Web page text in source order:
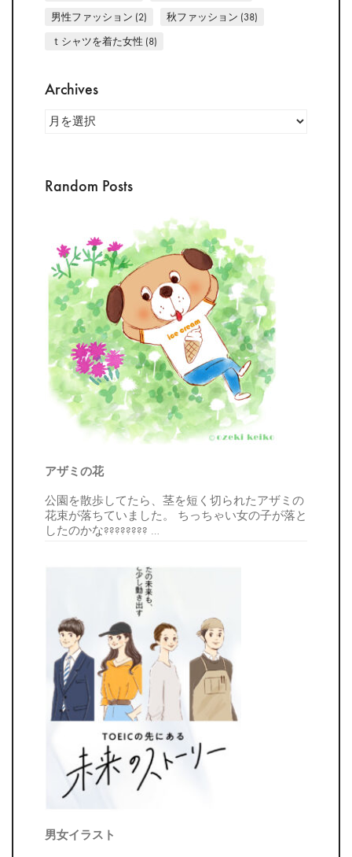
男性ファッション (2) 秋ファッション (38)
ｔシャツを着た女性 (8)
Archives
Archives
Random Posts
アザミの花
公園を散歩してたら、茎を短く切られたアザミの
花束が落ちていました。 ちっちゃい女の子が落と
したのかな????????
男女イラスト